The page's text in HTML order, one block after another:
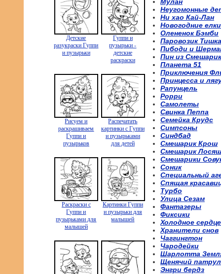
Детские
разукраски Гуппи
и пузырьки
Гуппи и
пузырьки -
детские
раскраски
Рисуем и
раскрашиваем
Гуппи и
пузырьков
Распечатать
картинки с Гуппи
и пузырьками
для детей
Раскраски с
Гуппи и
пузырьками для
малышей
Картинки Гуппи
и пузырьки для
малышей
Неугомонные
Ни хао Кай-Лан
Новогодние елки
Олененок Бэмби
Паровозик Тишка
Пибоди и
Пин из
Планета 51
Приключения
Принцесса и
Рапунцель
Рорри
Самолеты
Свинка Пеппа
Семейка Крудс
Симпсоны
Синдбад
Смешарик Крош
Смешарик Лосяш
Смешарики
Соник
Специальный
Спящая
Турбо
Улица Сезам
Фантазеры
Фиксики
Холодное сердце
Хранители снов
Чаггингтон
Чародейки
Шарлотта
Щенячий
Энгри бердз